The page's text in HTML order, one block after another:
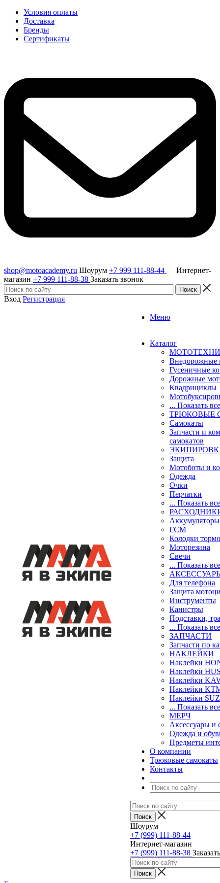
Условия оплаты
Доставка
Бренды
Сертификаты
shop@motoacademy.ru Шоурум +7 999 111-88-44
Интернет-
магазин +7 999 111-88-38 Заказать звонок
Вход Регистрация
Меню
Каталог
Внедорожные
Гусеничные
Дорожные
Квадрициклы
... Показать все
ТРЮКОВЫЕ
Самокаты
Запчасти и
самокатов
Защита
Мотоботы и
Одежда
Очки
Перчатки
... Показать все
Аккумуляторы
ГСМ
Колодки
Моторезина
Свечи
... Показать все
Для телефона
Защита
Инструменты
Канистры
Подставки,
... Показать все
ЗАПЧАСТИ
Запчасти по
НАКЛЕЙКИ
Наклейки
Наклейки
Наклейки
Наклейки
Наклейки
... Показать все
МЕРЧ
Аксессуары и
Одежда и
Предметы
О компании
Трюковые самокаты
Контакты
Шоурум
+7 (999) 111-88-44
Интернет-магазин
+7 (999) 111-88-38